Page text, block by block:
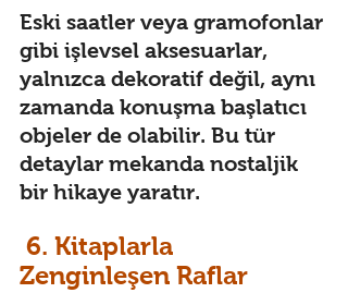
Eski saatler veya gramofonlar
gibi işlevsel aksesuarlar,
yalnızca dekoratif değil, aynı
zamanda konuşma başlatıcı
objeler de olabilir. Bu tür
detaylar mekanda nostaljik
bir hikaye yaratır.
Zenginleşen Raflar